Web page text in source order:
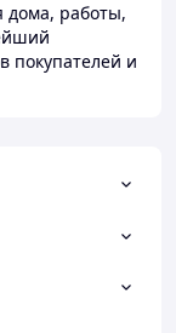
дома, работы,
покупателей и